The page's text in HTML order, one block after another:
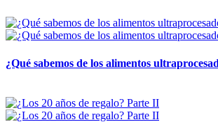
¿Qué sabemos de los alimentos